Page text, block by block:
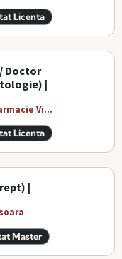
Licenta
Doctor
|
Vi...
Licenta
|
Master